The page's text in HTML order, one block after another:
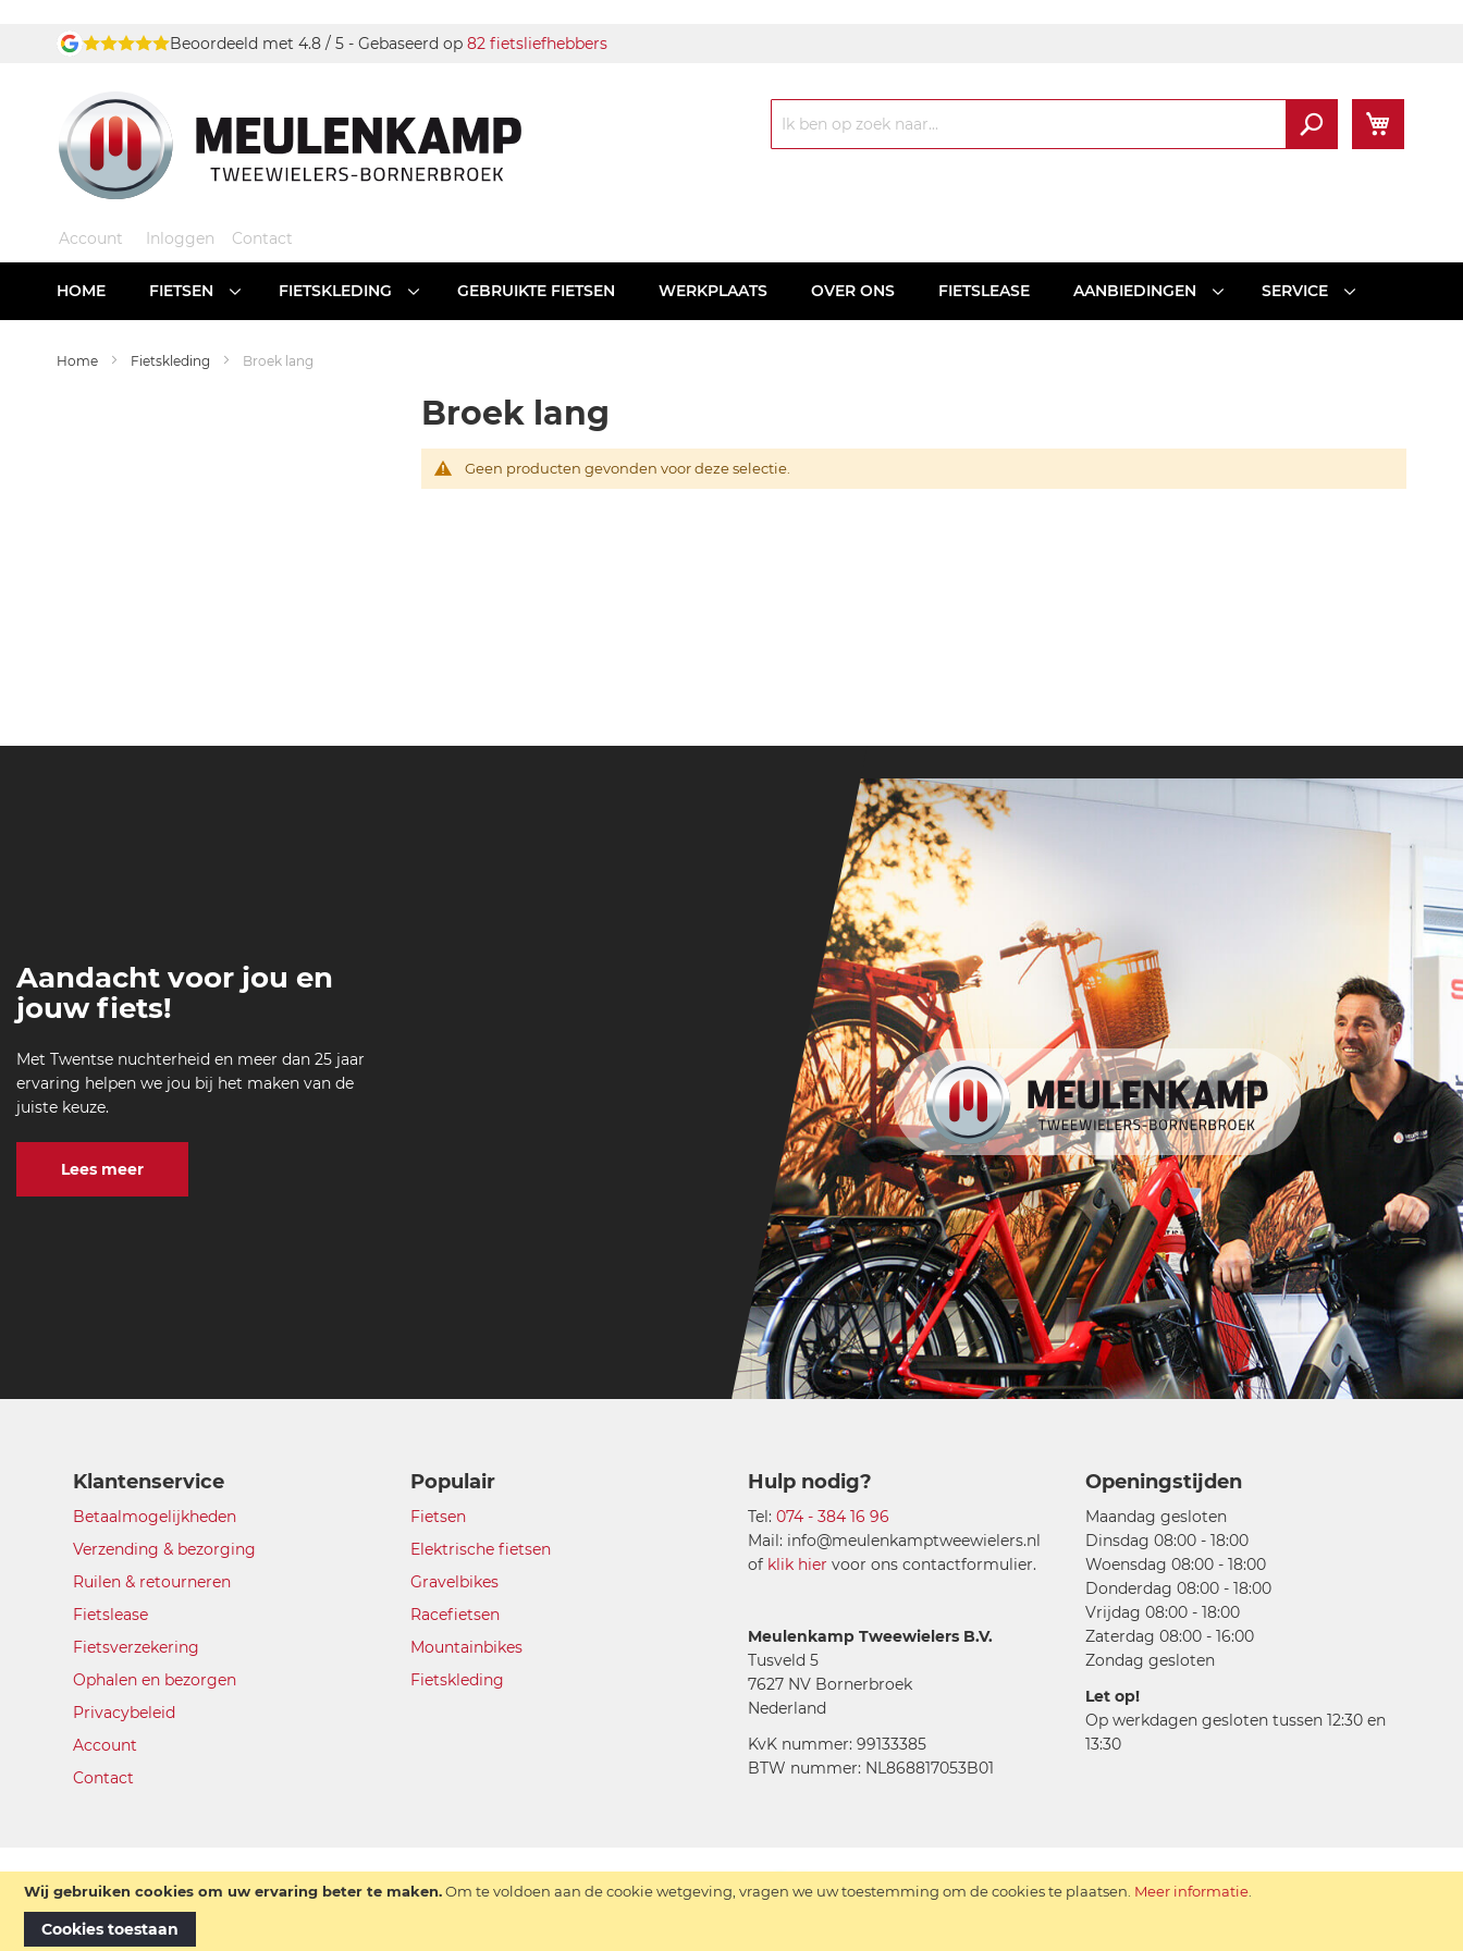
Wij gebruiken cookies om uw ervaring beter te maken.Om te voldoen aan de cookie wetgeving, vragen we uw toestemming om de cookies te plaatsen. Meer informatie
Cookies toestaan
Ga
inhoud
Beoordeeld met 4.8 / 5 - Gebaseerd op 82 fietsliefhebbers
Zoek
Account Inloggen Contact
HOME FIETSEN FIETSKLEDING GEBRUIKTE FIETSEN WERKPLAATS OVER ONS FIETSLEASE AANBIEDINGEN SERVICE
Home Fietskleding Broek lang
Broek lang
Geen producten gevonden voor deze selectie.
Aandacht voor jou en
jouw fiets!
Met Twentse nuchterheid en meer dan 25 jaar
ervaring helpen we jou bij het maken van de
juiste keuze.
Lees meer
Klantenservice
Betaalmogelijkheden
Verzending & bezorging
Ruilen & retourneren
Fietslease
Fietsverzekering
Ophalen en bezorgen
Privacybeleid
Account
Contact
Populair
Fietsen
Elektrische fietsen
Gravelbikes
Racefietsen
Mountainbikes
Fietskleding
Hulp nodig?
Tel: 074 - 384 16 96
Mail: info@meulenkamptweewielers.nl
of klik hier voor ons contactformulier.
Meulenkamp Tweewielers B.V.
Tusveld 5
7627 NV Bornerbroek
Nederland
KvK nummer: 99133385
BTW nummer: NL868817053B01
Openingstijden
Maandag gesloten
Dinsdag 08:00 - 18:00
Woensdag 08:00 - 18:00
Donderdag 08:00 - 18:00
Vrijdag 08:00 - 18:00
Zaterdag 08:00 - 16:00
Zondag gesloten
Let op!
Op werkdagen gesloten tussen 12:30 en
13:30